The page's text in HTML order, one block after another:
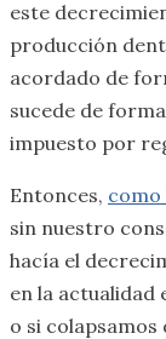
este
producción
acordado de
sucede de
impuesto por
Entonces, como
sin nuestro
hacía el
en la actualidad
o si